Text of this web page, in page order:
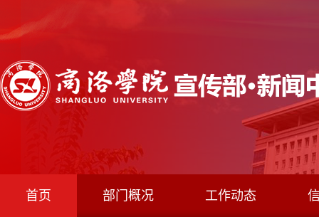
首页 部门概况 工作动态